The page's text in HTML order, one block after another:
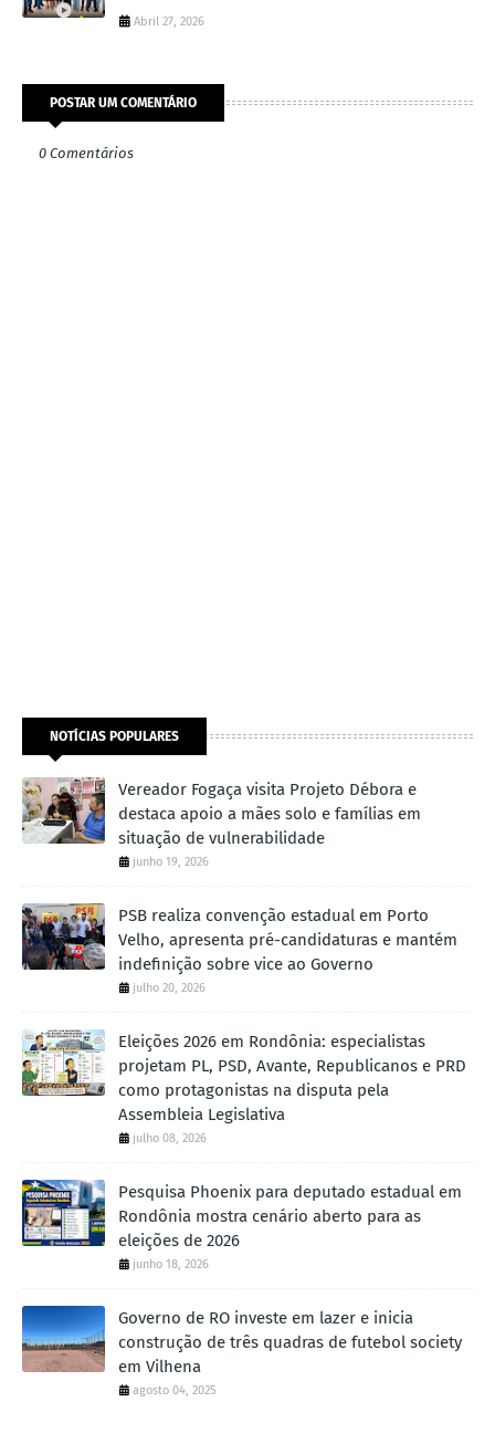
Abril 27, 2026
POSTAR UM COMENTÁRIO
0 Comentários
NOTÍCIAS POPULARES
Vereador Fogaça visita Projeto Débora e
destaca apoio a mães solo e famílias em
situação de vulnerabilidade
junho 19, 2026
PSB realiza convenção estadual em Porto
Velho, apresenta pré-candidaturas e mantém
indefinição sobre vice ao Governo
julho 20, 2026
Eleições 2026 em Rondônia: especialistas
projetam PL, PSD, Avante, Republicanos e PRD
como protagonistas na disputa pela
Assembleia Legislativa
julho 08, 2026
Pesquisa Phoenix para deputado estadual em
Rondônia mostra cenário aberto para as
eleições de 2026
junho 18, 2026
Governo de RO investe em lazer e inicia
construção de três quadras de futebol society
em Vilhena
agosto 04, 2025